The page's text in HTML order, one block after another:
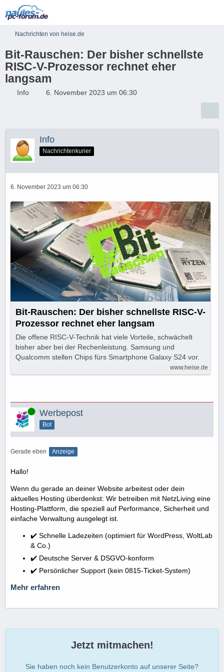
Nachrichten von heise.de
Bit-Rauschen: Der bisher schnellste
RISC-V-Prozessor rechnet eher
langsam
Info 6. November 2023 um 06:30
Info
Nachrichtenkurier
6. November 2023 um 06:30
Bit-Rauschen: Der bisher schnellste RISC-V-
Prozessor rechnet eher langsam
Die offene RISC-V-Technik hat viele Vorteile, schwächelt
bisher aber bei der Rechenleistung. Samsung und
Qualcomm stellen Chips fürs Smartphone Galaxy S24 vor.
www.heise.de
Online Werbepost
Bot
Gerade eben Anzeige
Hallo!
Wenn du gerade an deiner Website arbeitest oder dein
aktuelles Hosting überdenkst: Wir betreiben mit NetzLiving eine
Hosting-Plattform, die speziell auf Performance, Sicherheit und
einfache Verwaltung ausgelegt ist.
✔️ Schnelle Ladezeiten (optimiert für WordPress, WoltLab
& Co.)
✔️ Deutsche Server & DSGVO-konform
✔️ Persönlicher Support (kein 0815-Ticket-System)
Mehr erfahren
Jetzt mitmachen!
Sie haben noch kein Benutzerkonto auf unserer Seite?